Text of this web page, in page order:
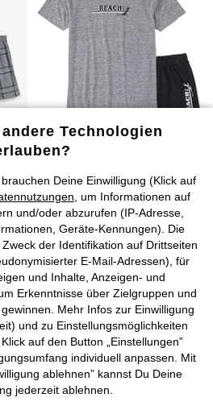
SEHR BELIEBT
Shorty mit weicher Baumwolle
CHF 18,95
Technologien
brauchen Deine Einwilligung (Klick auf
, um Informationen auf
und/oder abzurufen (IP-Adresse,
Geräte-Kennungen). Die
der Identifikation auf Drittseiten
E-Mail-Adressen), für
und Inhalte, Anzeigen- und
Erkenntnisse über Zielgruppen und
Mehr Infos zur Einwilligung
und zu Einstellungsmöglichkeiten
auf den Button „Einstellungen”
individuell anpassen. Mit
ablehnen” kannst Du Deine
jederzeit ablehnen.